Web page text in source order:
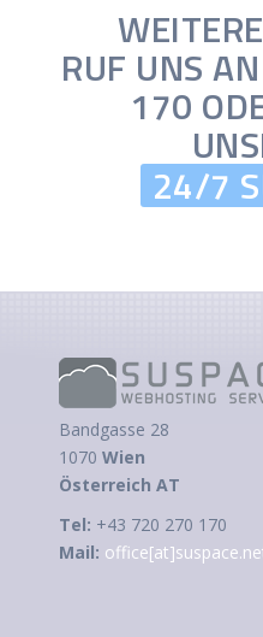
RUF UNS
170
24/7
Bandgasse 28
1070 Wien
Österreich AT
Tel: +43 720 270 170
Mail: